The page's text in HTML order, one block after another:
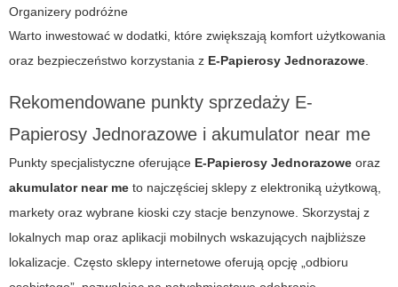
Organizery podróżne
Warto inwestować w dodatki, które zwiększają komfort użytkowania
oraz bezpieczeństwo korzystania z E-Papierosy Jednorazowe
Rekomendowane punkty sprzedaży E-
Papierosy Jednorazowe i akumulator near me
Punkty specjalistyczne oferujące E-Papierosy Jednorazowe oraz
akumulator near me to najczęściej sklepy z elektroniką użytkową,
markety oraz wybrane kioski czy stacje benzynowe. Skorzystaj z
lokalnych map oraz aplikacji mobilnych wskazujących najbliższe
lokalizacje. Często sklepy internetowe oferują opcję „odbioru